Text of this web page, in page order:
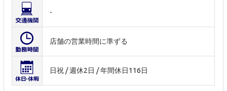
-
店舗の営業時間に準ずる
日祝 / 週休2日 / 年間休日116日